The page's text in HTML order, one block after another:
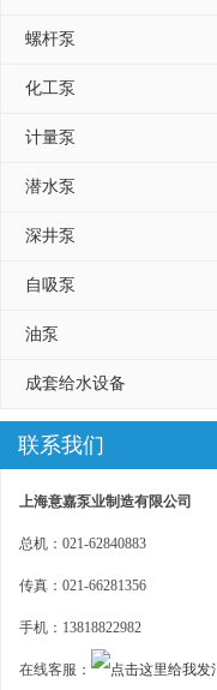
螺杆泵
化工泵
计量泵
潜水泵
深井泵
自吸泵
油泵
成套给水设备
联系我们
上海意嘉泵业制造有限公司
总机：021-62840883
传真：021-66281356
手机：13818822982
在线客服：